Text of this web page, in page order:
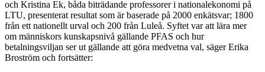
och Kristina Ek, båda biträdande professorer i nationalekonomi på
LTU, presenterat resultat som är baserade på 2000 enkätsvar; 1800
från ett nationellt urval och 200 från Luleå. Syftet var att lära mer
om människors kunskapsnivå gällande PFAS och hur
betalningsviljan ser ut gällande att göra medvetna val, säger Erika
Broström och fortsätter: